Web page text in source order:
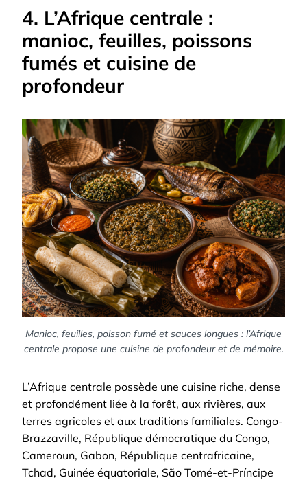
4. L’Afrique centrale :
manioc, feuilles, poissons
fumés et cuisine de
profondeur
Manioc, feuilles, poisson fumé et sauces longues : l’Afrique
centrale propose une cuisine de profondeur et de mémoire.
L’Afrique centrale possède une cuisine riche, dense
et profondément liée à la forêt, aux rivières, aux
terres agricoles et aux traditions familiales. Congo-
Brazzaville, République démocratique du Congo,
Cameroun, Gabon, République centrafricaine,
Tchad, Guinée équatoriale, São Tomé-et-Príncipe